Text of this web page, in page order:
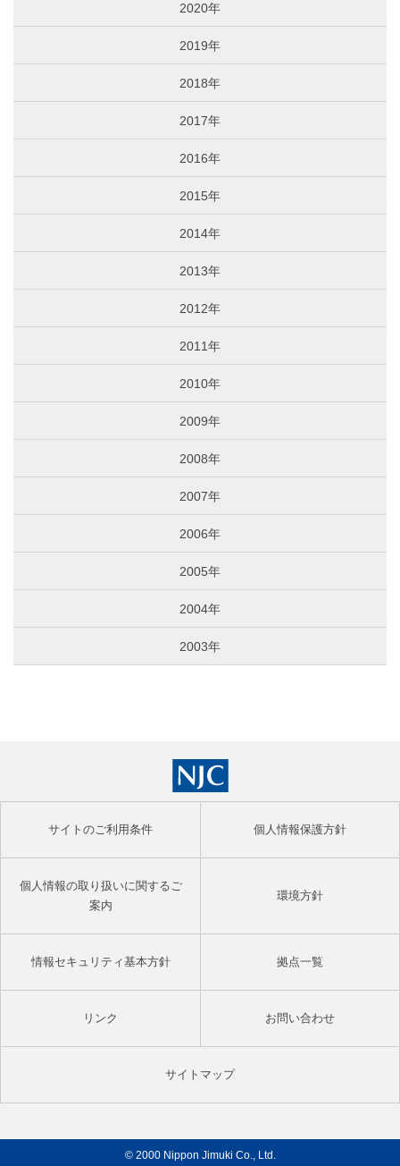
2020年
2019年
2018年
2017年
2016年
2015年
2014年
2013年
2012年
2011年
2010年
2009年
2008年
2007年
2006年
2005年
2004年
2003年
サイトのご利用条件 個人情報保護方針
個人情報の取り扱いに関するご
案内
環境方針
情報セキュリティ基本方針 拠点一覧
リンク お問い合わせ
サイトマップ
© 2000 Nippon Jimuki Co., Ltd.